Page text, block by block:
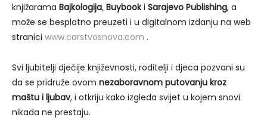
knjižarama Bajkologija, Buybooki Sarajevo Publishing, a
može se besplatno preuzeti i u digitalnom izdanju na web
stranici www.carstvosnova.com .
Svi ljubitelji dječije književnosti, roditelji i djeca pozvani su
da se pridruže ovom nezaboravnom putovanju kroz
maštu i ljubav, i otkriju kako izgleda svijet u kojem snovi
nikada ne prestaju.